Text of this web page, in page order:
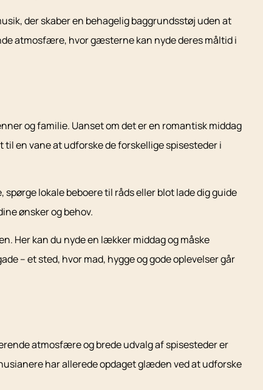
der skaber en behagelig baggrundsstøj uden at
atmosfære, hvor gæsterne kan nyde deres måltid i
og familie. Uanset om det er en romantisk middag
en vane at udforske de forskellige spisesteder i
lokale beboere til råds eller blot lade dig guide
ønsker og behov.
Her kan du nyde en lækker middag og måske
– et sted, hvor mad, hygge og gode oplevelser går
atmosfære og brede udvalg af spisesteder er
har allerede opdaget glæden ved at udforske